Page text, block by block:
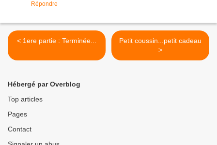
Répondre
< 1ere partie : Terminée...
Petit coussin...petit cadeau
>
Hébergé par Overblog
Top articles
Pages
Contact